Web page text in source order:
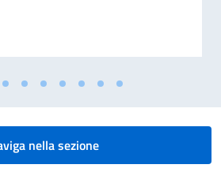
per l'assunzione di n. 1 impiegato
nella sezione